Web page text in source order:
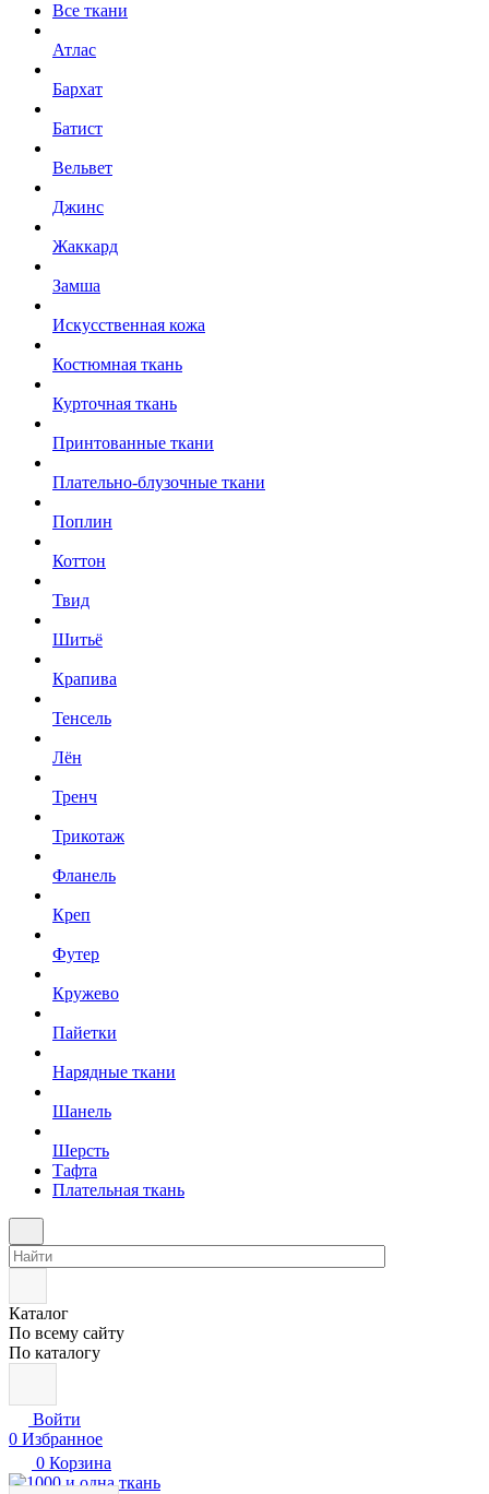
Все ткани
Атлас
Бархат
Батист
Вельвет
Джинс
Жаккард
Замша
Искусственная кожа
Костюмная ткань
Курточная ткань
Принтованные ткани
Плательно-блузочные ткани
Поплин
Коттон
Твид
Шитьё
Крапива
Тенсель
Лён
Тренч
Трикотаж
Фланель
Креп
Футер
Кружево
Пайетки
Нарядные ткани
Шанель
Шерсть
Тафта
Плательная ткань
Каталог
По всему сайту
По каталогу
Войти
0 Избранное
0 Корзина